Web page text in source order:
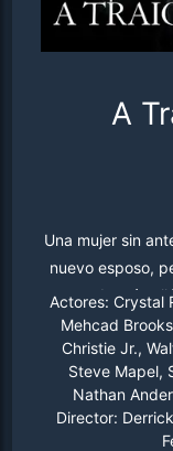
A
Una mujer sin
nuevo esposo,
esconde más
Actores: Crystal
Mehcad
Christie Jr.,
Steve Mapel,
Nathan
Director: